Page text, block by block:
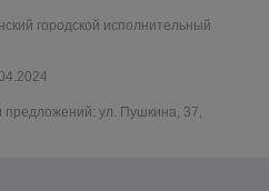
городской исполнительный
предложений: ул. Пушкина, 37,